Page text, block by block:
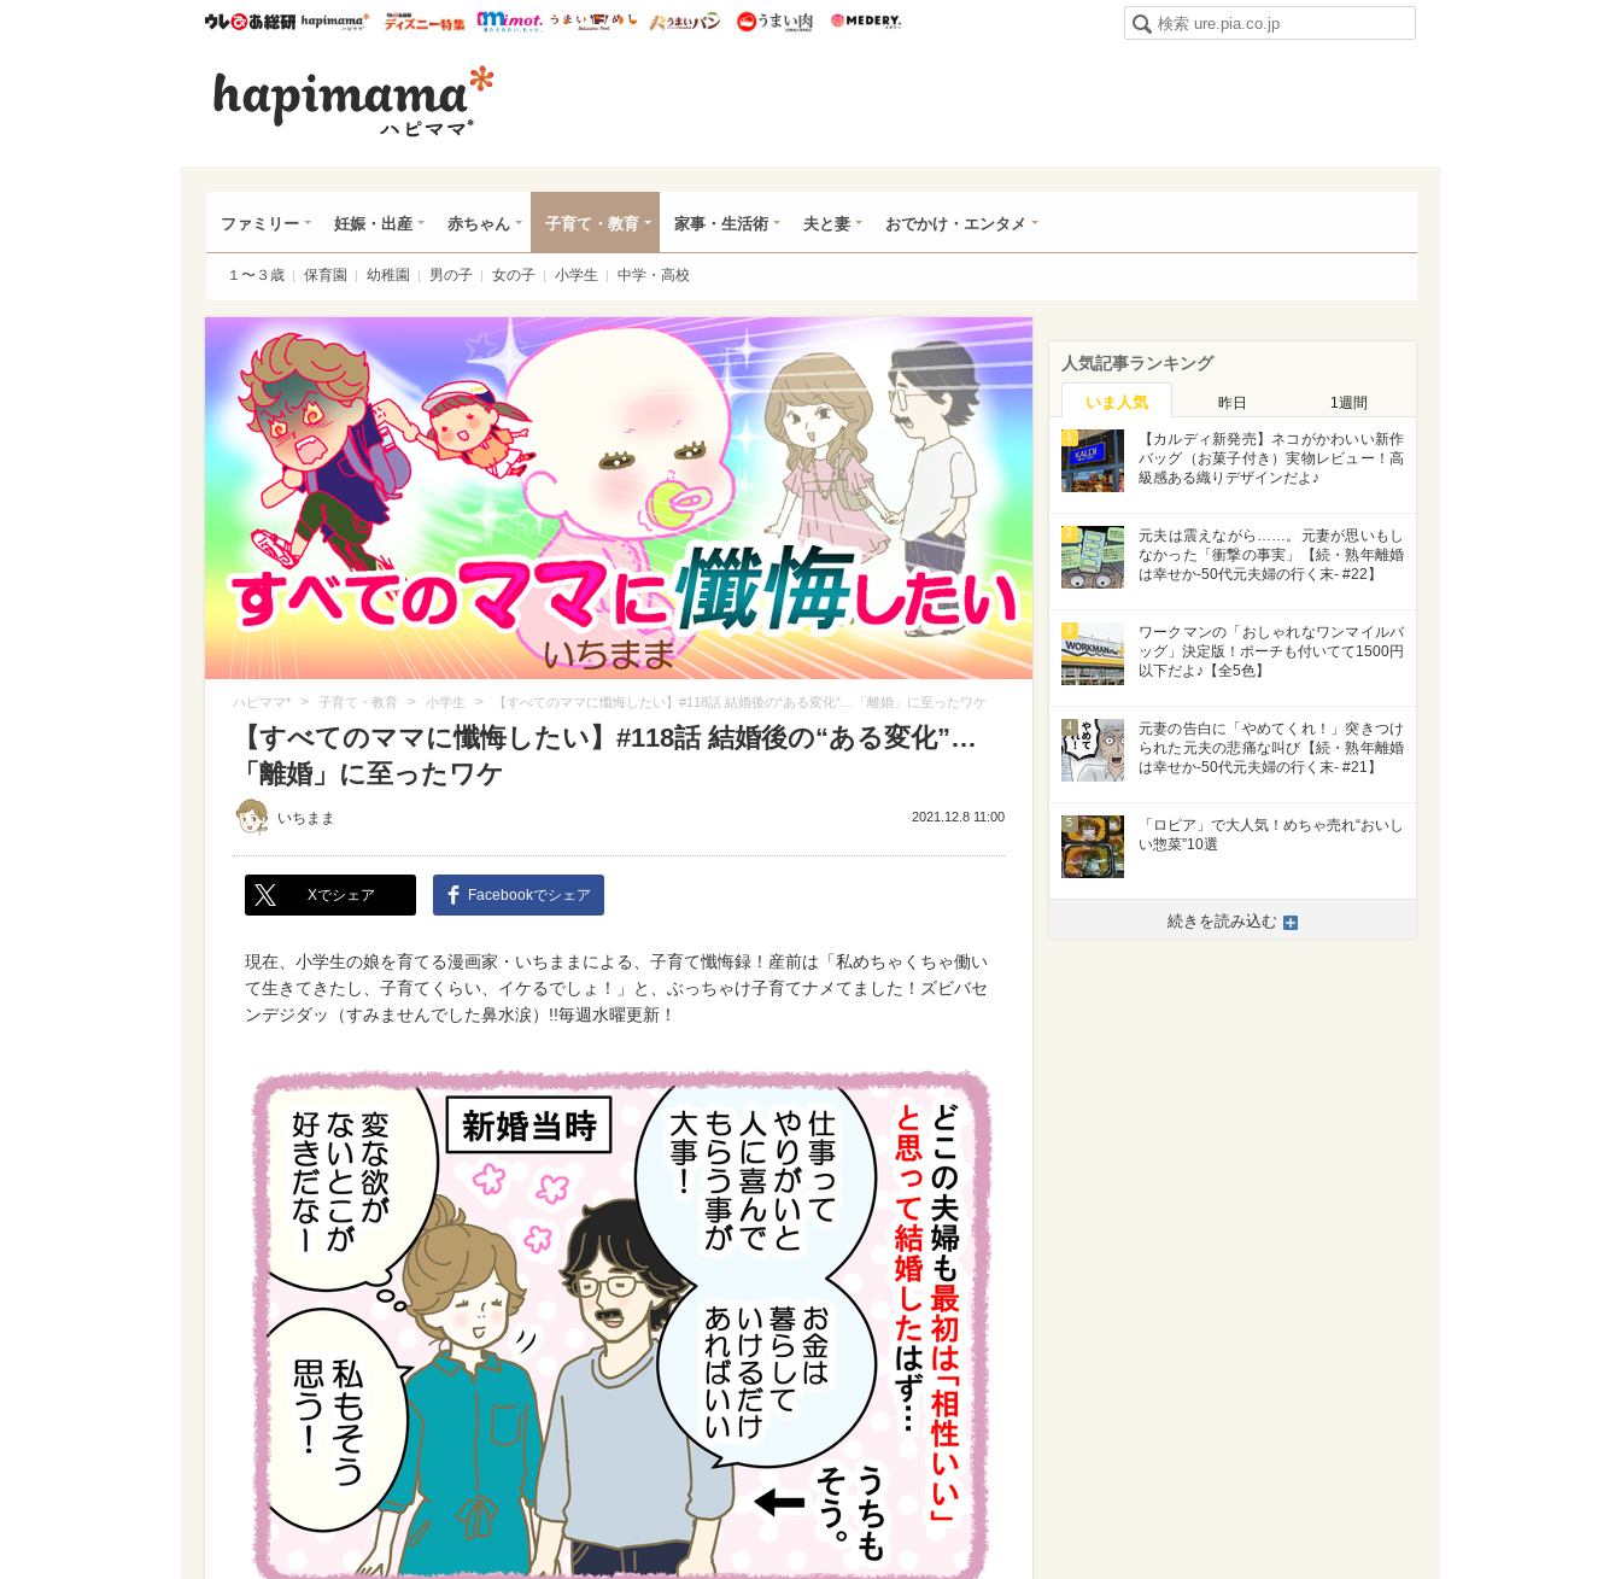
ウレぴあ総研ハピママ* ウレぴあ総研 ディズニー特集
mimot. うまいめし うまいパン うまい肉
ファミリー 妊娠・出産 赤ちゃん 子育て・教育 家事・生活術 夫と妻 おでかけ・エンタメ
１〜３歳 保育園 幼稚園 男の子 女の子 小学生 中学・高校
ハピママ* > 子育て・教育 > 小学生 > 【すべてのママに懺悔したい】#118話 結婚後の“ある変化”…「離婚」に至ったワケ
【すべてのママに懺悔したい】#118話 結婚後の“ある変化”…
「離婚」に至ったワケ
いちまま 2021.12.8 11:00
Xでシェア Facebookでシェア
現在、小学生の娘を育てる漫画家・いちままによる、子育て懺悔録！産前は「私めちゃくちゃ働い
て生きてきたし、子育てくらい、イケるでしょ！」と、ぶっちゃけ子育てナメてました！ズビバセ
ンデジダッ（すみませんでした鼻水涙）!!毎週水曜更新！
人気記事ランキング
いま人気 昨日 1週間
1
【カルディ新発売】ネコがかわいい新作
バッグ（お菓子付き）実物レビュー！高
級感ある織りデザインだよ♪
2
元夫は震えながら……。元妻が思いもし
なかった「衝撃の事実」【続・熟年離婚
は幸せか-50代元夫婦の行く末- #22】
3
ワークマンの「おしゃれなワンマイルバ
ッグ」決定版！ポーチも付いてて1500円
以下だよ♪【全5色】
4
元妻の告白に「やめてくれ！」突きつけ
られた元夫の悲痛な叫び【続・熟年離婚
は幸せか-50代元夫婦の行く末- #21】
5
「ロピア」で大人気！めちゃ売れ“おいし
い惣菜”10選
続きを読み込む